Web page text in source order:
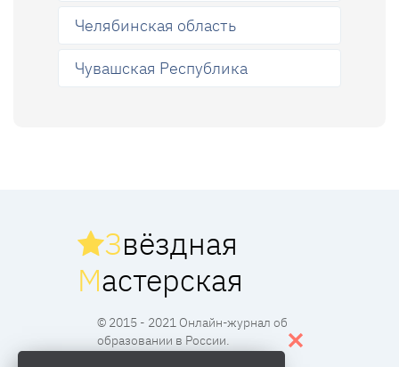
Челябинская область
Чувашская Республика
Звёздная
Мастерская
© 2015 - 2021 Онлайн-журнал об
образовании в России.